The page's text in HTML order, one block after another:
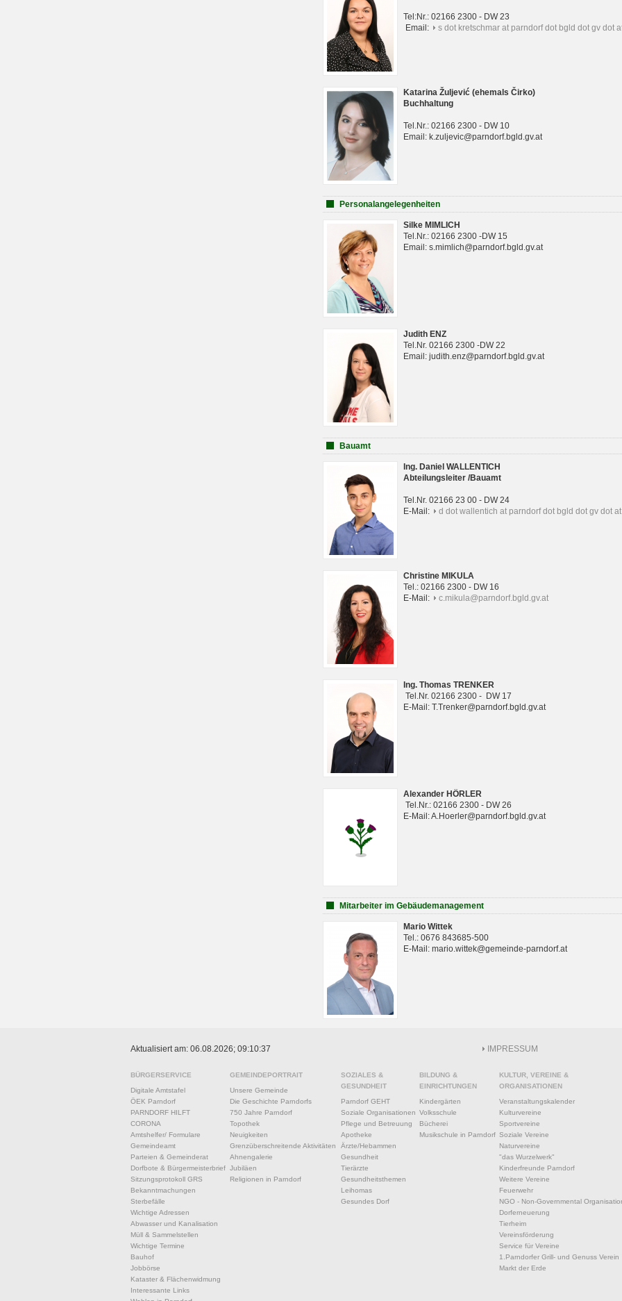
Tel:Nr.: 02166 2300 - DW 23
Email:
s dot kretschmar at parndorf dot bgld dot gv dot
Katarina Žuljević (ehemals Čirko)
Buchhaltung
Tel.Nr.: 02166 2300 - DW 10
Email: k.zuljevic@parndorf.bgld.gv.at
Personalangelegenheiten
Silke MIMLICH
Tel.Nr.: 02166 2300 -DW 15
Email: s.mimlich@parndorf.bgld.gv.at
Judith ENZ
Tel.Nr. 02166 2300 -DW 22
Email: judith.enz@parndorf.bgld.gv.at
Bauamt
Ing. Daniel WALLENTICH
Abteilungsleiter /Bauamt
Tel.Nr. 02166 23 00 - DW 24
E-Mail:
d dot wallentich at parndorf dot bgld dot gv dot at
Christine MIKULA
Tel.: 02166 2300 - DW 16
E-Mail:
c.mikula@parndorf.bgld.gv.at
Ing. Thomas TRENKER
Tel.Nr. 02166 2300 - DW 17
E-Mail: T.Trenker@parndorf.bgld.gv.at
Alexander HÖRLER
Tel.Nr.: 02166 2300 - DW 26
E-Mail: A.Hoerler@parndorf.bgld.gv.at
Mitarbeiter im Gebäudemanagement
Mario Wittek
Tel.: 0676 843685-500
E-Mail: mario.wittek@gemeinde-parndorf.at
Aktualisiert am: 06.08.2026; 09:10:37 IMPRESSUM
BÜRGERSERVICE
Digitale Amtstafel
ÖEK Parndorf
PARNDORF HILFT
CORONA
Amtshelfer/ Formulare
Gemeindeamt
Parteien & Gemeinderat
Dorfbote & Bürgermeisterbrief
Sitzungsprotokoll GRS
Bekanntmachungen
Sterbefälle
Wichtige Adressen
Abwasser und Kanalisation
Müll & Sammelstellen
Wichtige Termine
Bauhof
Jobbörse
Kataster & Flächenwidmung
Interessante Links
GEMEINDEPORTRAIT
Unsere Gemeinde
Die Geschichte Parndorfs
750 Jahre Parndorf
Topothek
Neuigkeiten
Grenzüberschreitende Aktivitäten
Ahnengalerie
Jubiläen
Religionen in Parndorf
SOZIALES &
GESUNDHEIT
Parndorf GEHT
Soziale Organisationen
Pflege und Betreuung
Apotheke
Ärzte/Hebammen
Gesundheit
Tierärzte
Gesundheitsthemen
Leihomas
Gesundes Dorf
BILDUNG &
EINRICHTUNGEN
Kindergärten
Volksschule
Bücherei
Musikschule in Parndorf
KULTUR, VEREINE &
ORGANISATIONEN
Veranstaltungskalender
Kulturvereine
Sportvereine
Soziale Vereine
Naturvereine
"das Wurzelwerk"
Kinderfreunde Parndorf
Weitere Vereine
Feuerwehr
NGO - Non-Governmental
Dorferneuerung
Tierheim
Vereinsförderung
Service für Vereine
1.Parndorfer Grill- und Genuss Verein
Markt der Erde